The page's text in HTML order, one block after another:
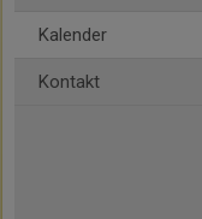
Kalender
Kontakt